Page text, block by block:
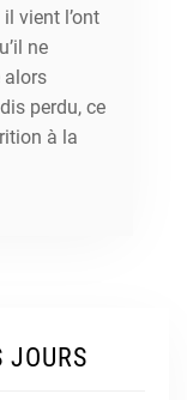
vient l’ont
ne
alors
perdu, ce
à la
JOURS